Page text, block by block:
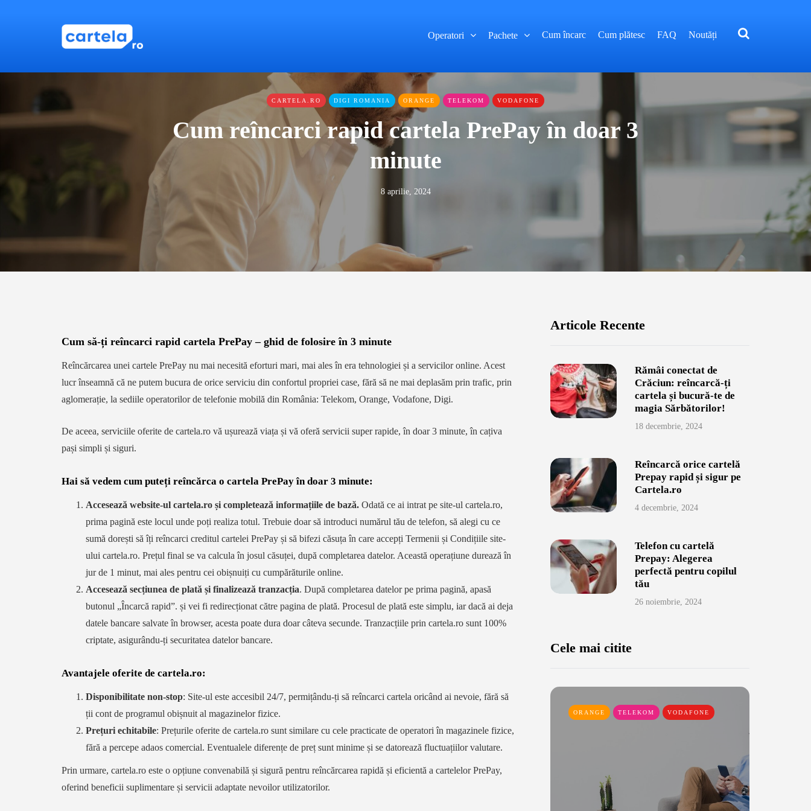
Operatori Pachete Cum încarc Cum plătesc FAQ Noutăți
CARTELA.RO DIGI ROMANIA ORANGE TELEKOM VODAFONE
Cum reîncarci rapid cartela PrePay în doar 3
minute
8 aprilie, 2024
Cum să-ți reîncarci rapid cartela PrePay – ghid de folosire în 3 minute
Reîncărcarea unei cartele PrePay nu mai necesită eforturi mari, mai ales în era tehnologiei și a servicilor online. Acest
lucr înseamnă că ne putem bucura de orice serviciu din confortul propriei case, fără să ne mai deplasăm prin trafic, prin
aglomerație, la sediile operatorilor de telefonie mobilă din România: Telekom, Orange, Vodafone, Digi.
De aceea, serviciile oferite de cartela.ro vă ușurează viața și vă oferă servicii super rapide, în doar 3 minute, în cațiva
pași simpli și siguri.
Hai să vedem cum puteți reîncărca o cartela PrePay în doar 3 minute:
Accesează website-ul cartela.ro și completează informațiile de bază. Odată ce ai intrat pe site-ul cartela.ro,
prima pagină este locul unde poți realiza totul. Trebuie doar să introduci numărul tău de telefon, să alegi cu ce
sumă dorești să îți reîncarci creditul cartelei PrePay și să bifezi căsuța în care accepți Termenii și Condițiile site-
ului cartela.ro. Prețul final se va calcula în josul căsuței, după completarea datelor. Această operațiune durează în
jur de 1 minut, mai ales pentru cei obișnuiți cu cumpărăturile online.
Accesează secțiunea de plată și finalizează tranzacția. După completarea datelor pe prima pagină, apasă
butonul „Încarcă rapid”. și vei fi redirecționat către pagina de plată. Procesul de plată este simplu, iar dacă ai deja
datele bancare salvate în browser, acesta poate dura doar câteva secunde. Tranzacțiile prin cartela.ro sunt 100%
criptate, asigurându-ți securitatea datelor bancare.
Avantajele oferite de cartela.ro:
Disponibilitate non-stop: Site-ul este accesibil 24/7, permițându-ți să reîncarci cartela oricând ai nevoie, fără să
ții cont de programul obișnuit al magazinelor fizice.
Prețuri echitabile: Prețurile oferite de cartela.ro sunt similare cu cele practicate de operatori în magazinele fizice,
fără a percepe adaos comercial. Eventualele diferențe de preț sunt minime și se datorează fluctuațiilor valutare.
Prin urmare, cartela.ro este o opțiune convenabilă și sigură pentru reîncărcarea rapidă și eficientă a cartelelor PrePay,
oferind beneficii suplimentare și servicii adaptate nevoilor utilizatorilor.
Articole Recente
Rămâi conectat de
Crăciun: reîncarcă-ți
cartela și bucură-te de
magia Sărbătorilor!
18 decembrie, 2024
Reîncarcă orice cartelă
Prepay rapid și sigur pe
Cartela.ro
4 decembrie, 2024
Telefon cu cartelă
Prepay: Alegerea
perfectă pentru copilul
tău
26 noiembrie, 2024
Cele mai citite
CARTELA.RO DIGI ROMANIA
ORANGE TELEKOM VODAFONE ORANGE TELEKOM VODAFONE
ORANGE TELEKOM VODAFONE